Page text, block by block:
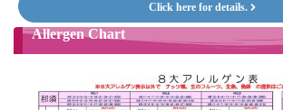
Click here for details.
Allergen Chart